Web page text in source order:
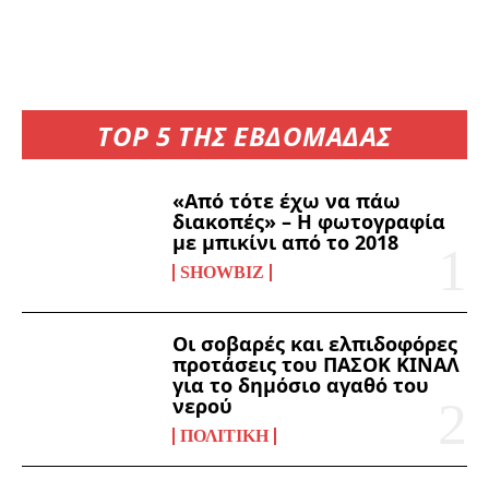
TOP 5 ΤΗΣ ΕΒΔΟΜΑΔΑΣ
«Από τότε έχω να πάω
διακοπές» – Η φωτογραφία
με μπικίνι από το 2018
SHOWBIZ
Οι σοβαρές και ελπιδοφόρες
προτάσεις του ΠΑΣΟΚ ΚΙΝΑΛ
για το δημόσιο αγαθό του
νερού
ΠΟΛΙΤΙΚΉ